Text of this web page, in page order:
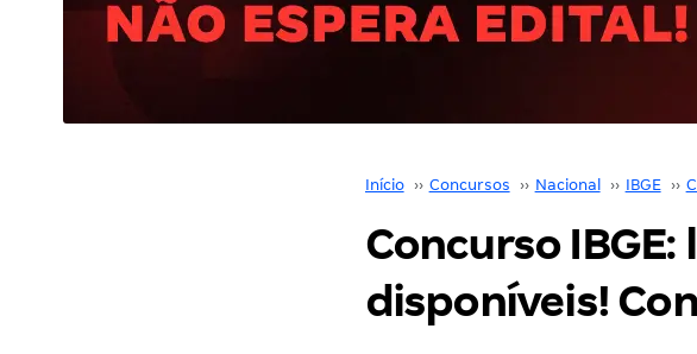
Início ›› Concursos ›› Nacional ›› IBGE ››
Concurso
disponíveis!